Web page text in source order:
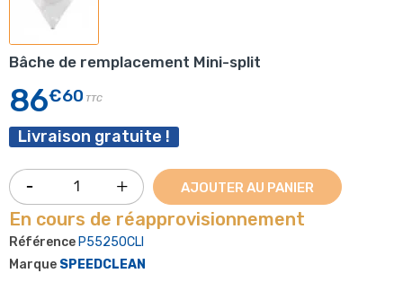
Bâche de remplacement Mini-split
86€60 TTC
Livraison gratuite !
AJOUTER AU PANIER
En cours de réapprovisionnement
Référence P55250CLI
Marque SPEEDCLEAN